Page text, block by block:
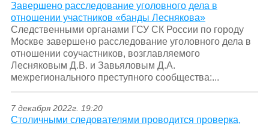
Завершено расследование уголовного дела в
отношении участников «банды Леснякова»
Следственными органами ГСУ СК России по городу
Москве завершено расследование уголовного дела в
отношении соучастников, возглавляемого
Лесняковым Д.В. и Завьяловым Д.А.
межрегионального преступного сообщества:...
7 декабря 2022г. 19:20
Столичными следователями проводится проверка,